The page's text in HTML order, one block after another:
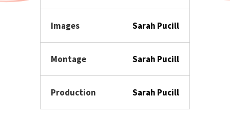
Images Sarah Pucill
Montage Sarah Pucill
Production Sarah Pucill